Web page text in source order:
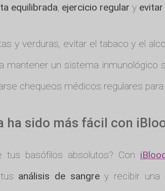
equilibrada, ejercicio regular y
y verduras, evitar el tabaco y el
mantener un sistema inmunológico
chequeos médicos regulares
ha sido más fácil con
tus basófilos absolutos? Con
análisis de sangrey recibir una